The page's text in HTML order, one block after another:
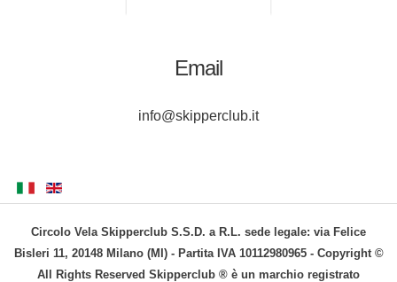
Email
info@skipperclub.it
Circolo Vela Skipperclub S.S.D. a R.L. sede legale: via Felice
Bisleri 11, 20148 Milano (MI) - Partita IVA 10112980965 - Copyright ©
All Rights Reserved Skipperclub ® è un marchio registrato